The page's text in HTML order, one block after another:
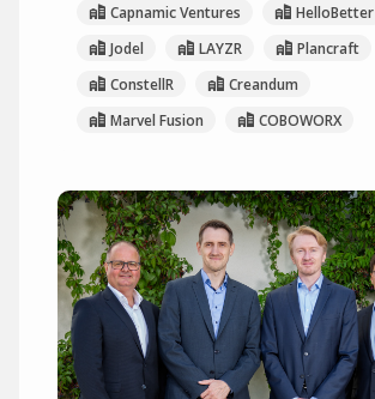
Capnamic Ventures
HelloBetter
Jodel
LAYZR
Plancraft
ConstellR
Creandum
Marvel Fusion
COBOWORX